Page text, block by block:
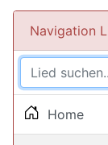
Navigation
Home